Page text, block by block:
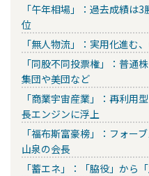
「午年相場」：過去成績は
位
「無人物流」：実用化進む
「同股不同投票権」：普通
集団や美団など
「商業宇宙産業」：再利用
長エンジンに浮上
「福布斯富豪榜」：フォー
山泉の会長
「蓄エネ」：「脇役」から